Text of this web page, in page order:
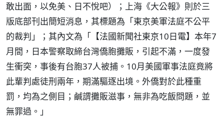
敢出面，以免美、日不悅吧）；上海《大公報》則於三
版底部刊出簡短消息，其標題為「東京美軍法庭不公平
的裁判」；其內文為「【法國新聞社東京10日電】本年7
月間，日本警察取締台灣僑胞攤販，引起不滿，一度發
生衝突，事後有台胞37人被捕。10月美國軍事法庭竟將
此輩判處徒刑兩年，期滿驅逐出境。外僑對於此種重
罰，均為之側目；鹹謂攤販滋事，無非為吃飯問題，並
無罪過。」